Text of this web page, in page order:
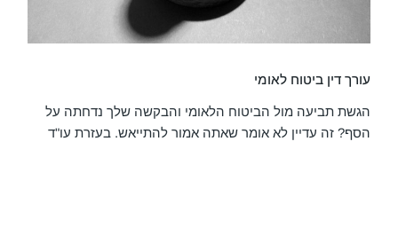
עורך דין ביטוח לאומי
הגשת תביעה מול הביטוח הלאומי והבקשה שלך נדחתה על
הסף? זה עדיין לא אומר שאתה אמור להתייאש. בעזרת עו"ד